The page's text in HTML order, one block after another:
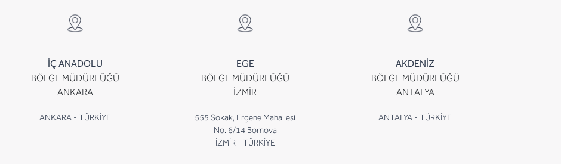
İÇ ANADOLU
BÖLGE MÜDÜRLÜĞÜ
ANKARA
ANKARA - TÜRKİYE
EGE
BÖLGE MÜDÜRLÜĞÜ
İZMİR
555 Sokak, Ergene Mahallesi
No. 6/14 Bornova
İZMİR - TÜRKİYE
AKDENİZ
BÖLGE MÜDÜRLÜĞÜ
ANTALYA
ANTALYA - TÜRKİYE